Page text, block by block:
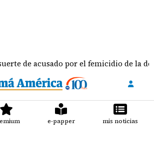
por el femicidio de la docente
e-papper mis noticias